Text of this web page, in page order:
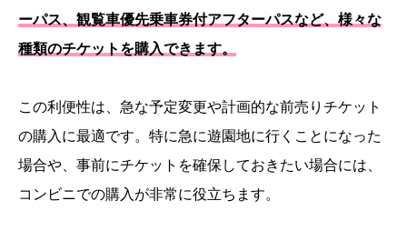
ーパス、観覧車優先乗車券付アフターパスなど、様々な
種類のチケットを購入できます。
この利便性は、急な予定変更や計画的な前売りチケット
の購入に最適です。特に急に遊園地に行くことになった
場合や、事前にチケットを確保しておきたい場合には、
コンビニでの購入が非常に役立ちます。